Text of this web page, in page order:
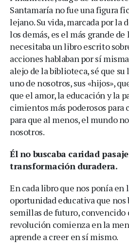
Santamaría no fue una figura
lejano. Su vida, marcada por la
los demás, es el más grande de
necesitaba un libro escrito
acciones hablaban por sí
alejo de la biblioteca, sé que su
uno de nosotros, sus «hijos»,
que el amor, la educación y la
cimientos más poderosos para
para que al menos, el mundo
nosotros.
Él no buscaba caridad
transformación duradera.
En cada libro que nos ponía en
oportunidad educativa que nos
semillas de futuro, convencido
revolución comienza en la
aprende a creer en sí mismo.